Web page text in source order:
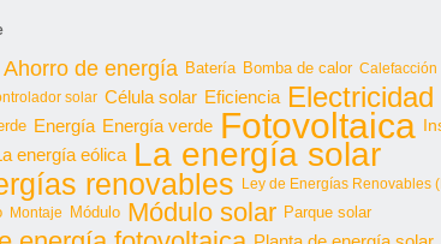
Ahorro de energía Batería Bomba de calor Calefacción
solar Célula solar Eficiencia
Energía Energía verde Fotovoltaica
energía eólica La energía solar
renovables Ley de Energías Renovables
Montaje Módulo Módulo solar Parque solar